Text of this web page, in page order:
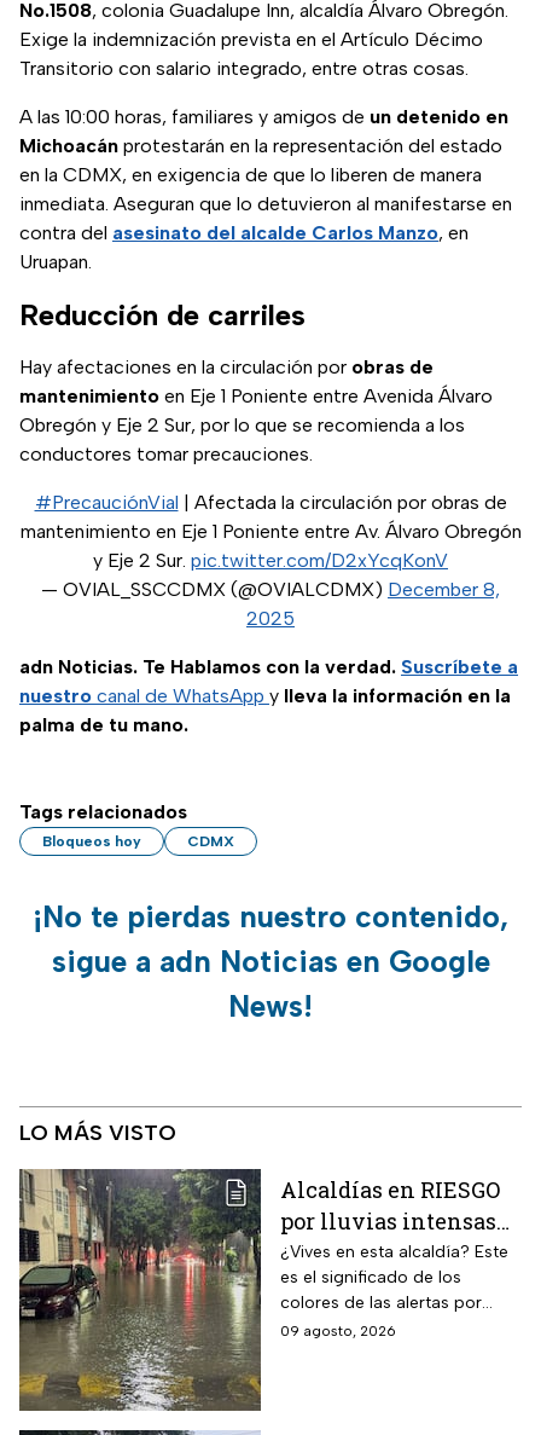
No.1508, colonia Guadalupe Inn, alcaldía Álvaro Obregón.
Exige la indemnización prevista en el Artículo Décimo
Transitorio con salario integrado, entre otras cosas.
A las 10:00 horas, familiares y amigos de un detenido en
Michoacán protestarán en la representación del estado
en la CDMX, en exigencia de que lo liberen de manera
inmediata. Aseguran que lo detuvieron al manifestarse en
contra del asesinato del alcalde Carlos Manzo, en
Uruapan.
Reducción de carriles
Hay afectaciones en la circulación por obras de
mantenimiento en Eje 1 Poniente entre Avenida Álvaro
Obregón y Eje 2 Sur, por lo que se recomienda a los
conductores tomar precauciones.
#PrecauciónVial | Afectada la circulación por obras de
mantenimiento en Eje 1 Poniente entre Av. Álvaro Obregón
y Eje 2 Sur. pic.twitter.com/D2xYcqKonV
— OVIAL_SSCCDMX (@OVIALCDMX) December 8,
2025
adn Noticias. Te Hablamos con la verdad. Suscríbete a
nuestro canal de WhatsApp y lleva la información en la
palma de tu mano.
Tags relacionados
Bloqueos hoy CDMX
¡No te pierdas nuestro contenido,
sigue a adn Noticias en Google
News!
LO MÁS VISTO
Alcaldías en RIESGO
por lluvias intensas
en CDMX hoy 9 de
agosto: ¿dónde hay
alerta y peligro de
inundaciones?
¿Vives en esta alcaldía? Este
es el significado de los
colores de las alertas por
lluvias en la capital mexicana.
09 agosto, 2026